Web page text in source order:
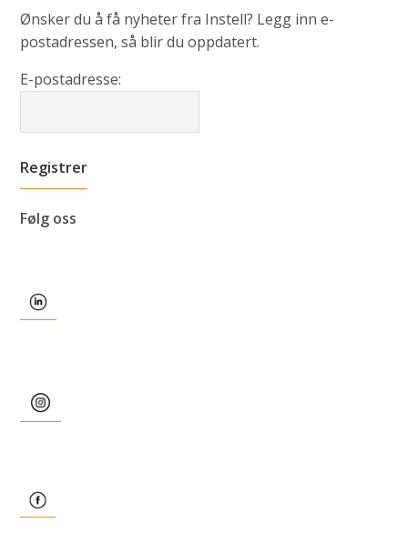
Ønsker du å få nyheter fra Instell? Legg inn e-
postadressen, så blir du oppdatert.
E-postadresse:
Følg oss